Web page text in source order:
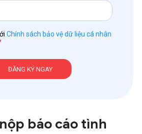
Chính sách bảo vệ dữ liệu cá nhân
báo cáo tình